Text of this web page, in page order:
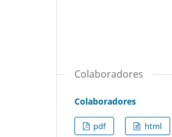
Colaboradores
Colaboradores
pdf
html